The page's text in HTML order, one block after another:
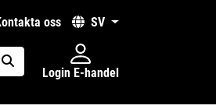
kontakta oss SV
placeholder.search
Login E-handel